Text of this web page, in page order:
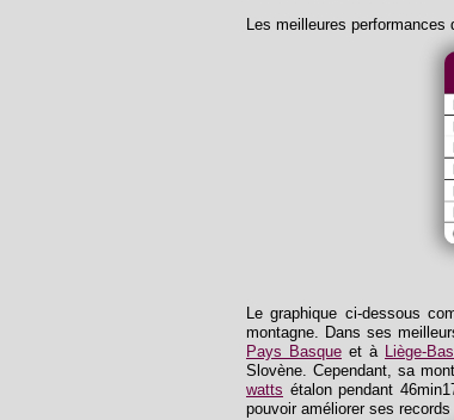
Les meilleures
Le graphique ci-dessous
montagne. Dans ses
Pays Basque et à Liège-
Slovène. Cependant, sa
watts étalon pendant
pouvoir améliorer ses